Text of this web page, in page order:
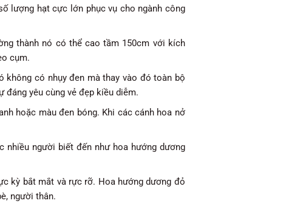
lượng hạt cực lớn phục vụ cho ngành công
thành nó có thể cao tầm 150cm với kích
cụm.
không có nhụy đen mà thay vào đó toàn bộ
yêu cùng vẻ đẹp kiều diễm.
hoặc màu đen bóng. Khi các cánh hoa nở
nhiều người biết đến như hoa hướng dương
kỳ bắt mắt và rực rỡ. Hoa hướng dương đỏ
người thân.